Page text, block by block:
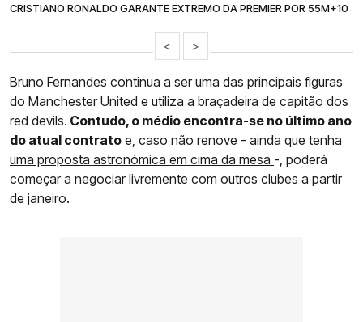
CRISTIANO RONALDO GARANTE EXTREMO DA PREMIER POR 55M+10
< >
Bruno Fernandes continua a ser uma das principais figuras
do Manchester United e utiliza a braçadeira de capitão dos
red devils. Contudo, o médio encontra-se no último ano
do atual contrato e, caso não renove - ainda que tenha
uma proposta astronómica em cima da mesa -, poderá
começar a negociar livremente com outros clubes a partir
de janeiro.